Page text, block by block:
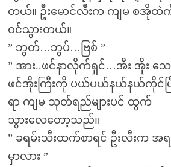
တယ်။ ဦးမောင်လီးက ကျမ စအိုထဲ
ဝင်သွားတယ်။
” ဘွတ်…ဘွပ်…ဗြစ် ”
” အား..ဖင်နာလိုက်ရှင်…အီး အိုး သေပ
ဖင်အိုးကြီးကို ပယ်ပယ်နယ်နယ်ကိုင်ပ
ရာ ကျမ သုတ်ရည်များပင် ထွက်
သွားလေတော့သည်။
” ခရမ်းသီးထက်စာရင် ဦးလီးက အ
မှာလား ”